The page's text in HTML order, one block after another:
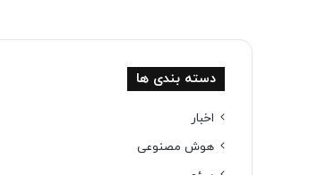
دسته بندی ها
اخبار
هوش مصنوعی